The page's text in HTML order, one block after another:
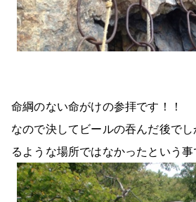
命綱のない命がけの参拝です！！
なので決してビールの吞んだ後で
るような場所ではなかったという